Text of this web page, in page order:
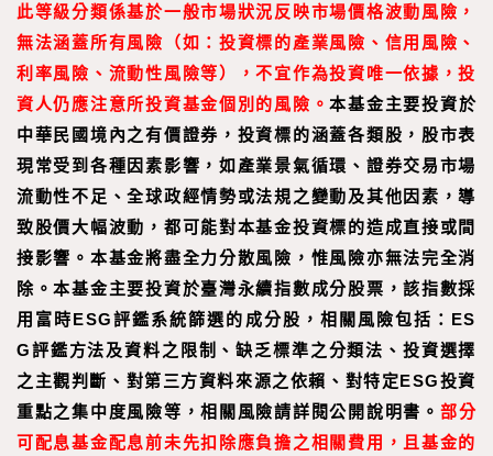
此等級分類係基於一般市場狀況反映市場價格波動風險，
無法涵蓋所有風險（如：投資標的產業風險、信用風險、
利率風險、流動性風險等），不宜作為投資唯一依據，投
資人仍應注意所投資基金個別的風險。本基金主要投資於
中華民國境內之有價證券，投資標的涵蓋各類股，股市表
現常受到各種因素影響，如產業景氣循環、證券交易市場
流動性不足、全球政經情勢或法規之變動及其他因素，導
致股價大幅波動，都可能對本基金投資標的造成直接或間
接影響。本基金將盡全力分散風險，惟風險亦無法完全消
除。本基金主要投資於臺灣永續指數成分股票，該指數採
用富時ESG評鑑系統篩選的成分股，相關風險包括：ES
G評鑑方法及資料之限制、缺乏標準之分類法、投資選擇
之主觀判斷、對第三方資料來源之依賴、對特定ESG投資
重點之集中度風險等，相關風險請詳閱公開說明書。 部分
可配息基金配息前未先扣除應負擔之相關費用，且基金的